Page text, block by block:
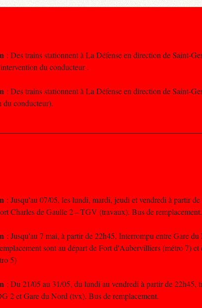
: Des trains stationnent à La Défense en direction de Saint-
du conducteur .
: Des trains stationnent à La Défense en direction de Saint-
du conducteur).
: Jusqu'au 07/05, les lundi, mardi, jeudi et vendredi à partir
Charles de Gaulle 2 – TGV (travaux). Bus de remplacement.
: Jusqu'au 7 mai, à partir de 22h45, Interrompu entre Gare
sont au départ de Fort d'Aubervilliers (métro 7)
5)
: Du 21/05 au 31/05, du lundi au vendredi à partir de
2 et Gare du Nord (tvx). Bus de remplacement.